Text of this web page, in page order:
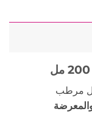
مرطب